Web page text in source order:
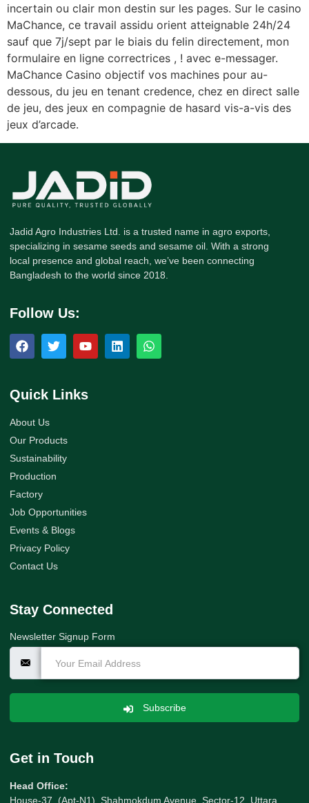
incertain ou clair mon destin sur les pages. Sur le casino
MaChance, ce travail assidu orient atteignable 24h/24
sauf que 7j/sept par le biais du felin directement, mon
formulaire en ligne correctrices , ! avec e-messager.
MaChance Casino objectif vos machines pour au-
dessous, du jeu en tenant credence, chez en direct salle
de jeu, des jeux en compagnie de hasard vis-a-vis des
jeux d’arcade.
Jadid Agro Industries Ltd. is a trusted name in agro exports,
specializing in sesame seeds and sesame oil. With a strong
local presence and global reach, we’ve been connecting
Bangladesh to the world since 2018.
Follow Us:
Quick Links
About Us
Our Products
Sustainability
Production
Factory
Job Opportunities
Events & Blogs
Privacy Policy
Contact Us
Stay Connected
Newsletter Signup Form
Subscribe
Get in Touch
Head Office:
House-37, (Apt-N1), Shahmokdum Avenue, Sector-12, Uttara